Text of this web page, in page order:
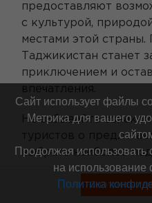
предоставляют
с культурой,
местами этой
Таджикистан станет
приключением и
впечатления.
Не забывайте
туристов о
выбрать наиболее
вариант для своего
Смотреть
Сайт использует файлы
Метрика для вашего
Продолжая использовать
на
Политика